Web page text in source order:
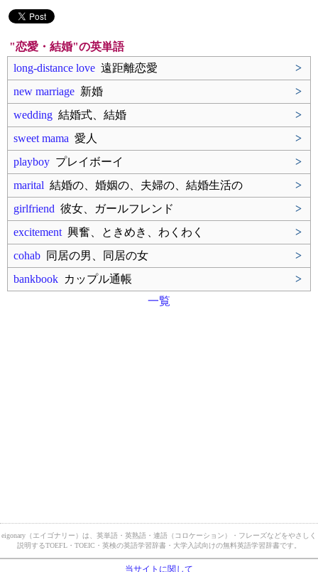
"恋愛・結婚"の英単語
long-distance love 遠距離恋愛
>
new marriage 新婚
>
wedding 結婚式、結婚
>
sweet mama 愛人
>
playboy プレイボーイ
>
marital 結婚の、婚姻の、夫婦の、結婚生活の
>
girlfriend 彼女、ガールフレンド
>
excitement 興奮、ときめき、わくわく
>
cohab 同居の男、同居の女
>
bankbook カップル通帳
>
一覧
eigonary（エイゴナリー）は、英単語・英熟語・連語（コロケーション）・フレーズなどをやさしく
説明するTOEFL・TOEIC・英検の英語学習辞書・大学入試向けの無料英語学習辞書です。
当サイトに関して